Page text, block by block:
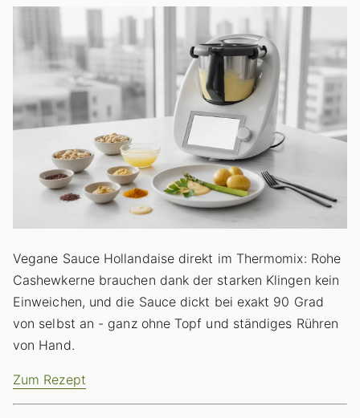
Vegane Sauce Hollandaise direkt im Thermomix: Rohe
Cashewkerne brauchen dank der starken Klingen kein
Einweichen, und die Sauce dickt bei exakt 90 Grad
von selbst an - ganz ohne Topf und ständiges Rühren
von Hand.
Zum Rezept